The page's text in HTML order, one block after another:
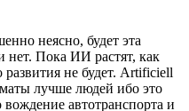
неясно, будет эта
нет. Пока ИИ растят, как
не будет. Artificiell
лучше людей ибо это
вождение автотранспорта и